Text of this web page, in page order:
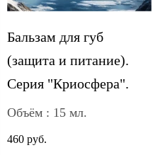
Бальзам для губ
(защита и питание).
Серия "Криосфера".
Объём : 15 мл.
460 руб.